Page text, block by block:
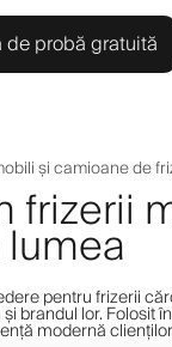
probă gratuită
și camioane de
frizerii
pentru frizerii
brandul lor. Folosit
modernă